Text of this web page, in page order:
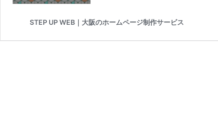
STEP UP WEB｜大阪のホームページ制作サービス